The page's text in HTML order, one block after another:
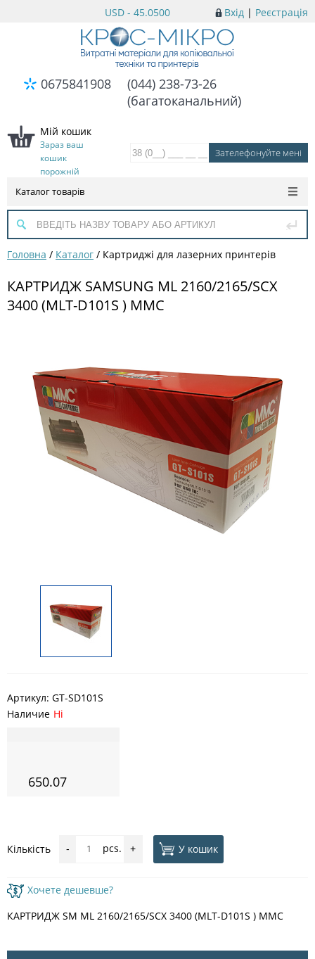
Вхід | Реєстрація
USD - 45.0500
0675841908
(044) 238-73-26
(багатоканальний)
Мій кошик
Зараз ваш
кошик
порожній
Каталог товарів
Головна / Каталог / Картриджі для лазерних принтерів
КАРТРИДЖ SAMSUNG ML 2160/2165/SCX
3400 (MLT-D101S ) MMC
Артикул: GT-SD101S
Наличие Ні
650.07
Кількість - pcs. + У кошик
Хочете дешевше?
КАРТРИДЖ SM ML 2160/2165/SCX 3400 (MLT-D101S ) MMC